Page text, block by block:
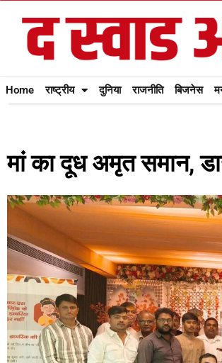
Home राष्ट्रीय दुनिया राजनीति बिजनेस
मां का दूध अमृत समान,